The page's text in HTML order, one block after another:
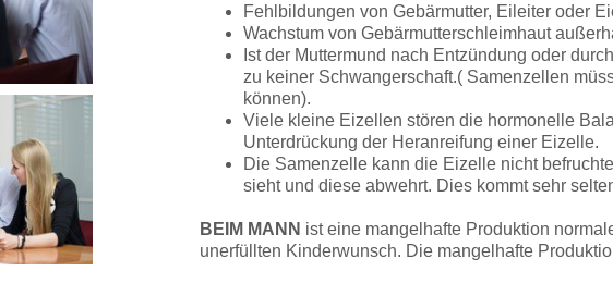
Fehlbildungen von Gebärmutter, Eileiter oder
Wachstum von Gebärmutterschleimhaut
Ist der Muttermund nach Entzündung oder
zu keiner Schwangerschaft.( Samenzellen
können).
Viele kleine Eizellen stören die hormonelle
Unterdrückung der Heranreifung einer Eizelle.
Die Samenzelle kann die Eizelle nicht
sieht und diese abwehrt. Dies kommt sehr
BEIM MANN ist eine mangelhafte Produktion
unerfüllten Kinderwunsch. Die mangelhafte